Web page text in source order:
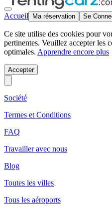
Accueil Ma réservation Se
Ce site utilise des cookies pour
pertinentes. Veuillez accepter les
optimales. Apprendre encore plus
Accepter
Société
Termes et Conditions
FAQ
Travailler avec nous
Blog
Toutes les villes
Tous les aéroports